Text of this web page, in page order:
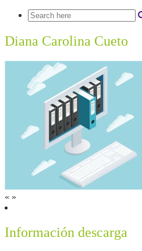
Diana Carolina Cueto
« »
Información descarga